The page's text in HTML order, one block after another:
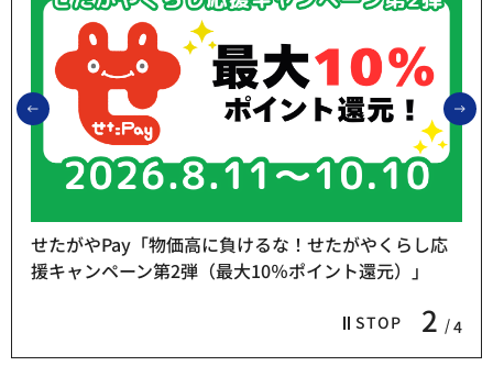
前のスライドを表示
STOP 2 4
せたがやPay「物価高に負けるな！せたがやくらし応
援キャンペーン第2弾（最大10％ポイント還元）」